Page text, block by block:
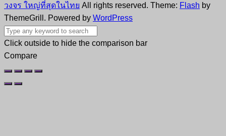
วงจร ใหญ่ที่สุดในไทย All rights reserved. Theme: Flash by
ThemeGrill. Powered by WordPress
Click outside to hide the comparison bar
Compare